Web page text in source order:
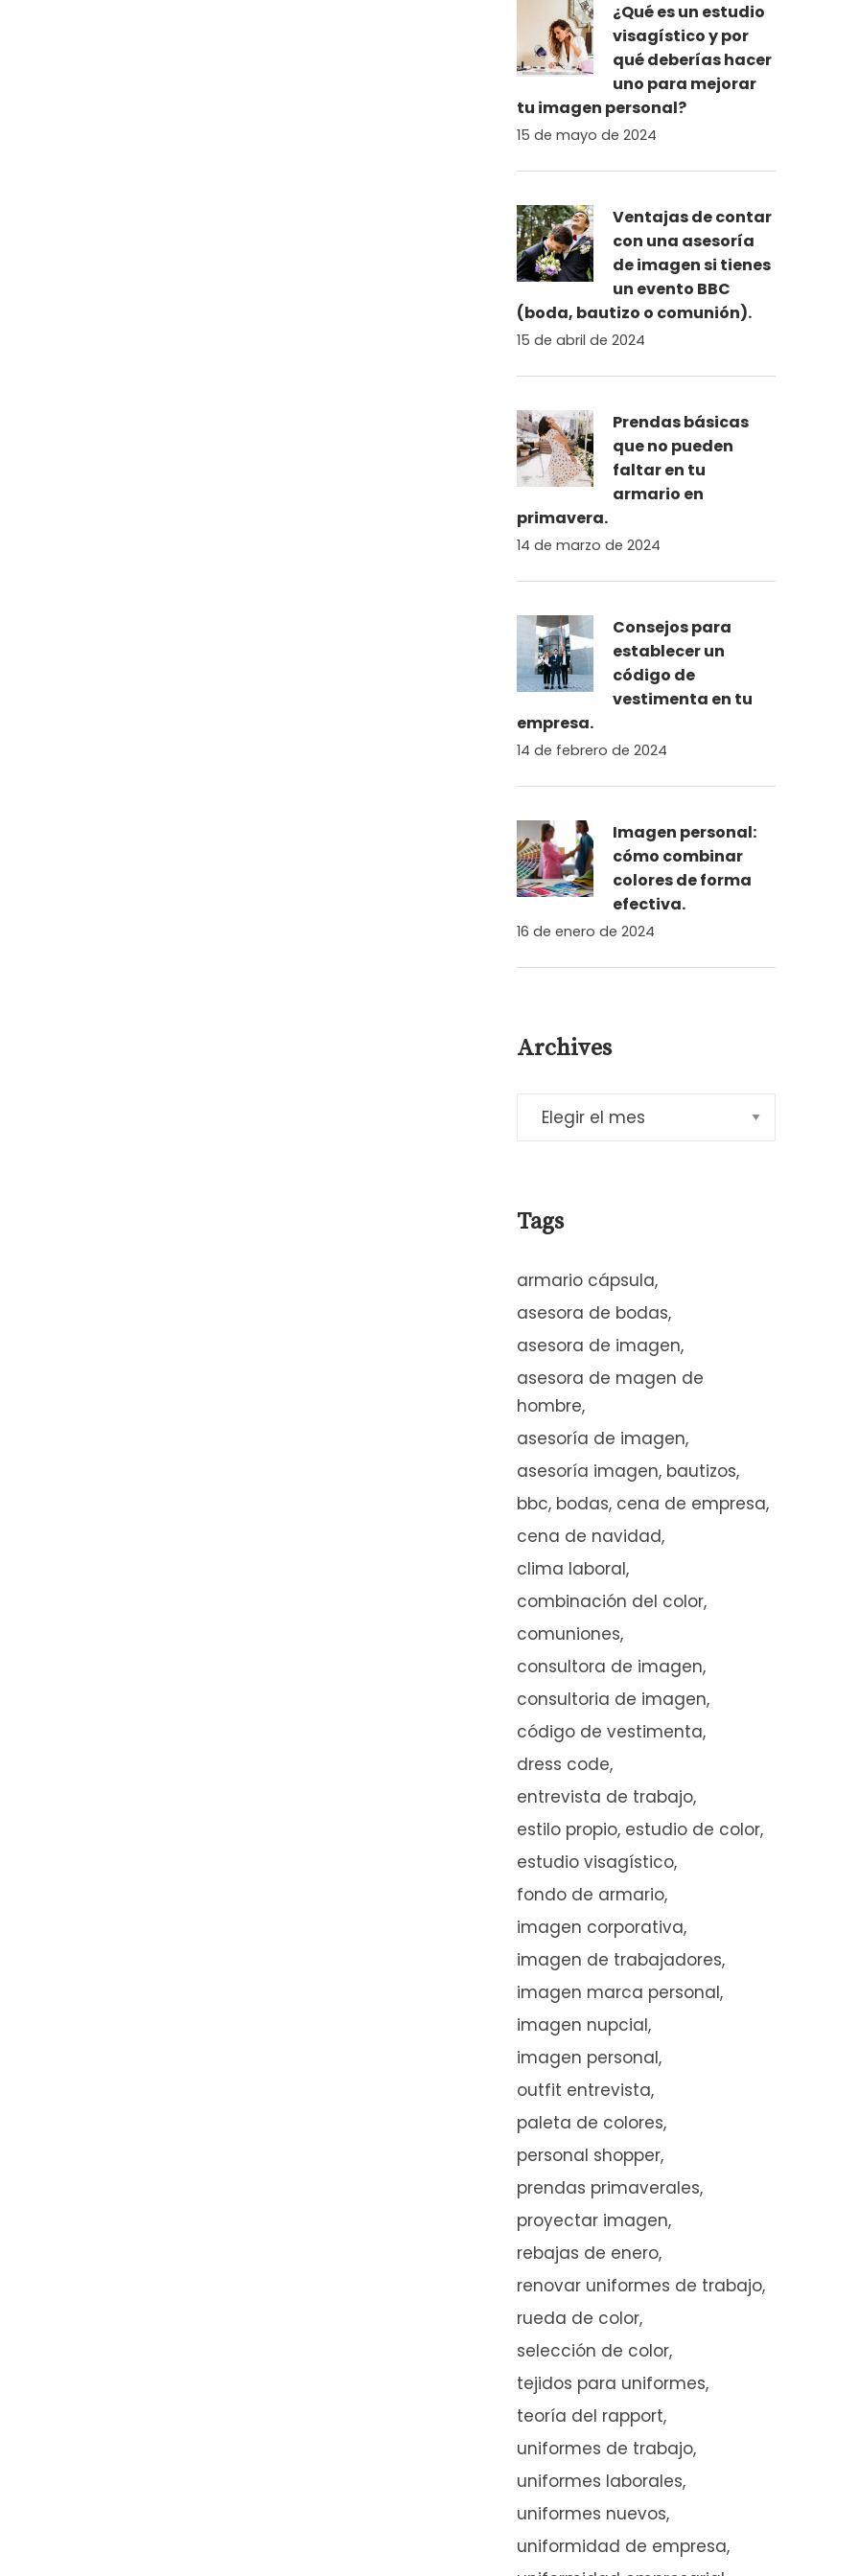
¿Qué es un estudio
visagístico y por
qué deberías hacer
uno para mejorar
tu imagen personal?
15 de mayo de 2024
Ventajas de contar
con una asesoría
de imagen si tienes
un evento BBC
(boda, bautizo o comunión).
15 de abril de 2024
Prendas básicas
que no pueden
faltar en tu
armario en
primavera.
14 de marzo de 2024
Consejos para
establecer un
código de
vestimenta en tu
empresa.
14 de febrero de 2024
Imagen personal:
cómo combinar
colores de forma
efectiva.
16 de enero de 2024
Archives
Tags
armario cápsula
asesora de bodas
asesora de imagen
asesora de magen de
hombre
asesoría de imagen
asesoría imagen bautizos
bbc bodas cena de empresa
cena de navidad
clima laboral
combinación del color
comuniones
consultora de imagen
consultoria de imagen
código de vestimenta
dress code
entrevista de trabajo
estilo propio estudio de color
estudio visagístico
fondo de armario
imagen corporativa
imagen de trabajadores
imagen marca personal
imagen nupcial
imagen personal
outfit entrevista
paleta de colores
personal shopper
prendas primaverales
proyectar imagen
rebajas de enero
renovar uniformes de trabajo
rueda de color
selección de color
tejidos para uniformes
teoría del rapport
uniformes de trabajo
uniformes laborales
uniformes nuevos
uniformidad de empresa